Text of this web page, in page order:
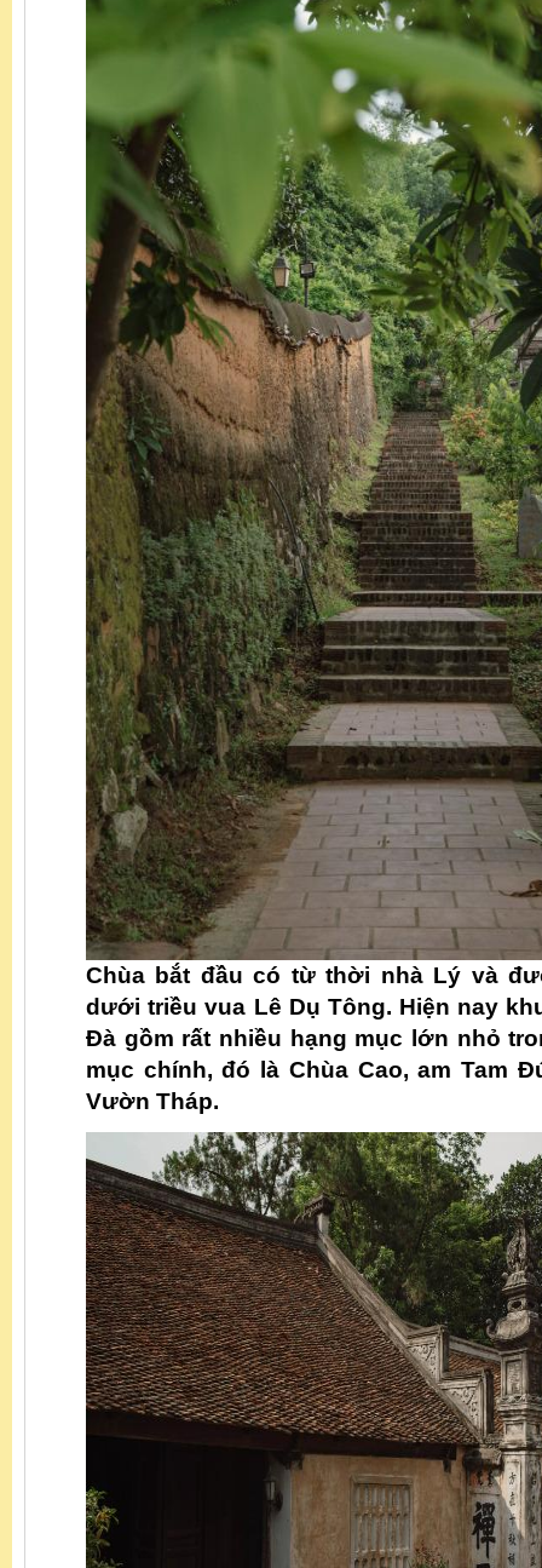
Chùa bắt đầu có từ thời nhà Lý và
dưới triều vua Lê Dụ Tông. Hiện nay
Đà gồm rất nhiều hạng mục lớn nhỏ
mục chính, đó là Chùa Cao, am Tam
Vườn Tháp.